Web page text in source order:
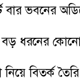
বার ভবনের
কোনো
নিয়ে